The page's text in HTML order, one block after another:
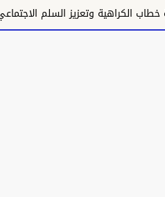
وتعزيز السلم الاجتماعي